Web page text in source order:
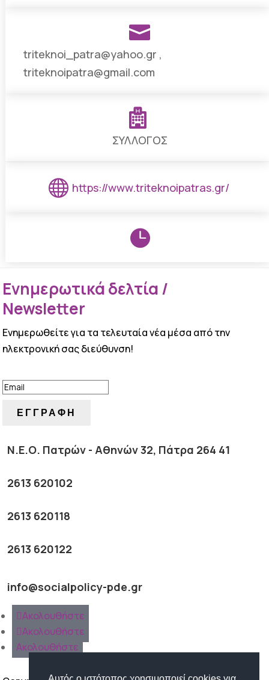

triteknoi_patra@yahoo.gr ,
triteknoipatra@gmail.com

ΣΥΛΛΟΓΟΣ
 https://www.triteknoipatras.gr/

Ενημερωτικά δελτία /
Newsletter
Ενημερωθείτε για τα τελευταία νέα μέσα από την
ηλεκτρονική σας διεύθυνση!
ΕΓΓΡΑΦΗ
Ν.Ε.Ο. Πατρών - Αθηνών 32, Πάτρα 264 41
2613 620102
2613 620118
2613 620122
info@socialpolicy-pde.gr
Ακολουθήστε
Ακολουθήστε
Ακολουθήστε